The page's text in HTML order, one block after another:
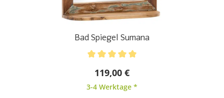
Bad Spiegel Sumana
119,00 €
3-4 Werktage *